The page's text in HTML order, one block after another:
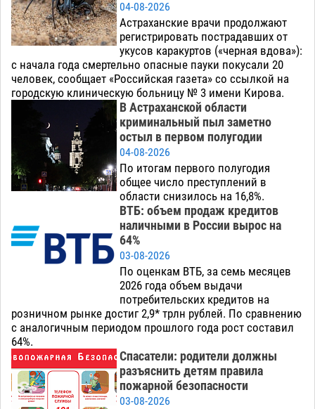
04-08-2026
Астраханские врачи продолжают
регистрировать пострадавших от
укусов каракуртов («черная вдова»):
с начала года смертельно опасные пауки покусали 20
человек, сообщает «Российская газета» со ссылкой на
городскую клиническую больницу № 3 имени Кирова.
В Астраханской области
криминальный пыл заметно
остыл в первом полугодии
04-08-2026
По итогам первого полугодия
общее число преступлений в
области снизилось на 16,8%.
ВТБ: объем продаж кредитов
наличными в России вырос на
64%
03-08-2026
По оценкам ВТБ, за семь месяцев
2026 года объем выдачи
потребительских кредитов на
розничном рынке достиг 2,9* трлн рублей. По сравнению
с аналогичным периодом прошлого года рост составил
64%.
Спасатели: родители должны
разъяснить детям правила
пожарной безопасности
03-08-2026